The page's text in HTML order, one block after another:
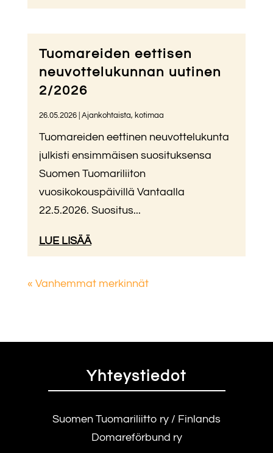
Tuomareiden eettisen
neuvottelukunnan uutinen
2/2026
26.05.2026| Ajankohtaista, kotimaa
Tuomareiden eettinen neuvottelukunta
julkisti ensimmäisen suosituksensa
Suomen Tuomariliiton
vuosikokouspäivillä Vantaalla
22.5.2026. Suositus...
LUE LISÄÄ
« Vanhemmat merkinnät
Yhteystiedot
Suomen Tuomariliitto ry / Finlands
Domareförbund ry